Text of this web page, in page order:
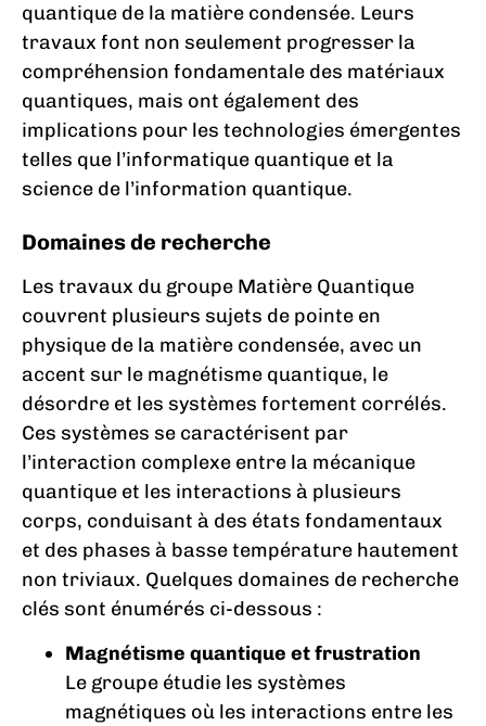
quantique de la matière condensée. Leurs
travaux font non seulement progresser la
compréhension fondamentale des matériaux
quantiques, mais ont également des
implications pour les technologies émergentes
telles que l’informatique quantique et la
science de l’information quantique.
Domaines de recherche
Les travaux du groupe Matière Quantique
couvrent plusieurs sujets de pointe en
physique de la matière condensée, avec un
accent sur le magnétisme quantique, le
désordre et les systèmes fortement corrélés.
Ces systèmes se caractérisent par
l’interaction complexe entre la mécanique
quantique et les interactions à plusieurs
corps, conduisant à des états fondamentaux
et des phases à basse température hautement
non triviaux. Quelques domaines de recherche
clés sont énumérés ci-dessous :
Magnétisme quantique et frustration
Le groupe étudie les systèmes
magnétiques où les interactions entre les